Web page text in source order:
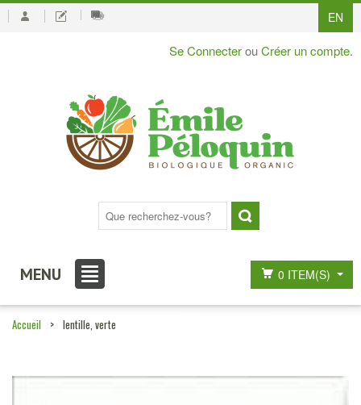
EN
Se ConnecterouCréer un compte.
MENU 0 ITEM(S)
Accueil > lentille, verte